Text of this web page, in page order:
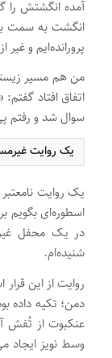
آمده انگشتش
انگشت به سمت
پرورانده‌ایم و غیر
من هم مسیر
اتفاق افتاد
سوال شد و رفتم
یک روایت
یک روایت
اسطوره‌ای بگویم
در یک محفل
شنیده‌ام.
روایت از این
دمن؛ تکیه داده
عنکبوت از تُفش
وسط نویز ایجاد